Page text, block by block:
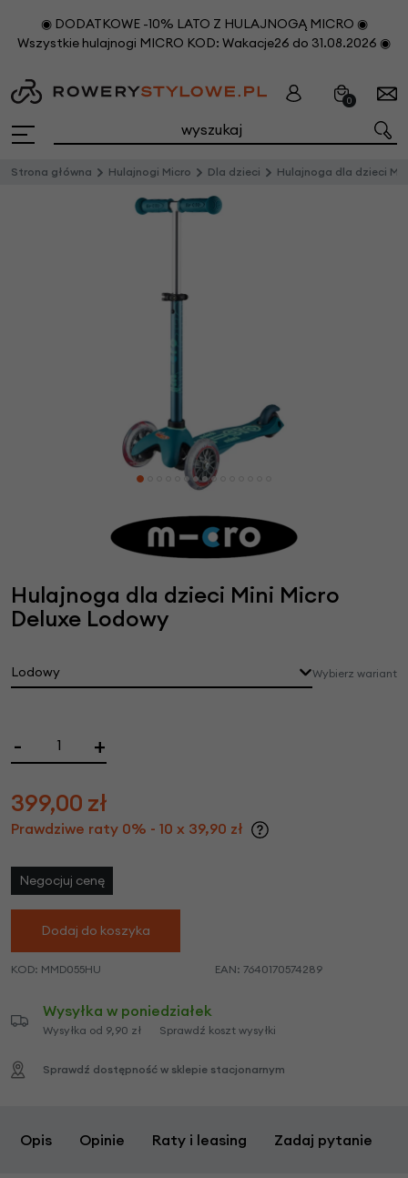
◉ DODATKOWE -10% LATO Z HULAJNOGĄ MICRO ◉
Wszystkie hulajnogi MICRO KOD: Wakacje26 do 31.08.2026 ◉
0
Strona główna Hulajnogi Micro Dla dzieci Hulajnoga dla dzieci Mini Micro Deluxe Lodowy
Hulajnoga dla dzieci Mini Micro
Deluxe Lodowy
Lodowy Wybierz wariant
- +
399,00 zł
Prawdziwe raty 0% - 10 x 39,90 zł
Negocjuj cenę
Dodaj do koszyka
KOD: MMD055HU EAN: 7640170574289
Wysyłka w poniedziałek
Wysyłka od 9,90 zł Sprawdź koszt wysyłki
Sprawdź dostępność w sklepie stacjonarnym
Opis Opinie Raty i leasing Zadaj pytanie